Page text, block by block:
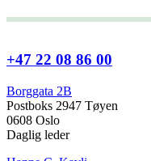
+47 22 08 86 00
Borggata 2B
Postboks 2947 Tøyen
0608 Oslo
Daglig leder